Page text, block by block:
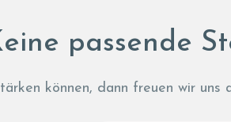
passende
können, dann freuen wir